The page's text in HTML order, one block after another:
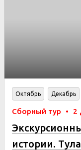
Октябрь Декабрь
Сборный тур • 2
истории.